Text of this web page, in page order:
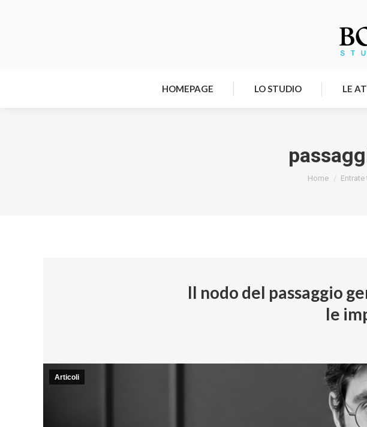
HOMEPAGE LO STUDIO LE
Tu sei qui:
Home
Il nodo del passaggio
le
Articoli